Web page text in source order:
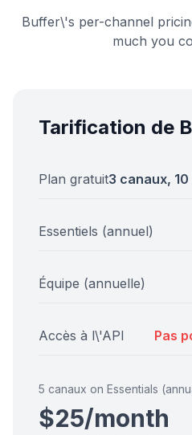
Buffer\'s per-channel
much you
Tarification de
Plan gratuit3 canaux,
Essentiels (annuel)
Équipe (annuelle)
Accès à l\'API Pas
5 canaux on Essentials
$25/month